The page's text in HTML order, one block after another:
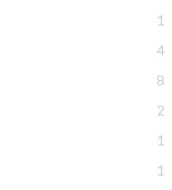
1
4
8
2
1
1